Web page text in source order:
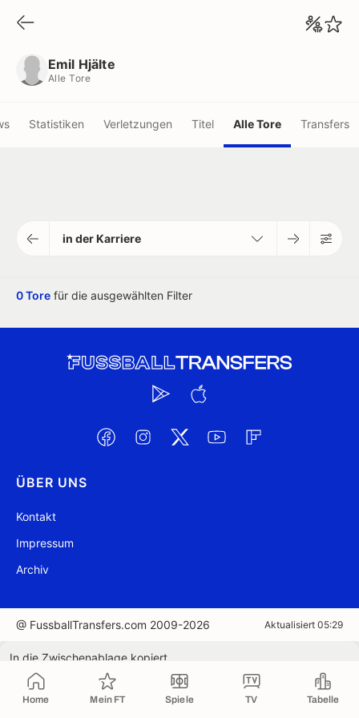
Home Mein FT Spiele TV Tabelle
Emil Hjälte
Alle Tore
Statistiken Verletzungen Titel Alle Tore Transfers
in der Karriere
0 Tore für die ausgewählten Filter
ÜBER UNS
Kontakt
Impressum
Archiv
@ FussballTransfers.com 2009-2026 Aktualisiert 05:29
In die Zwischenablage kopiert